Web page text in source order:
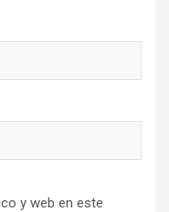
y web en este